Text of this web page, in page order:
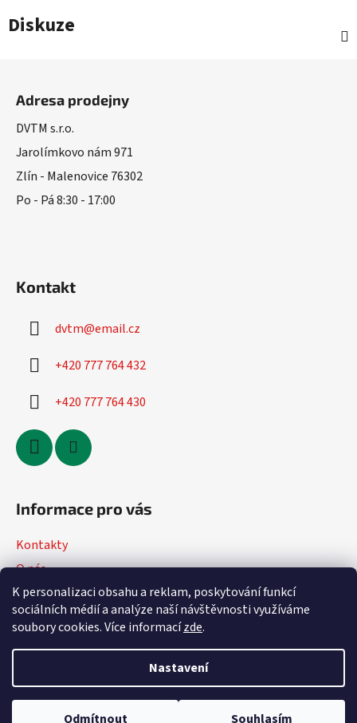
K personalizaci obsahu a reklam, poskytování funkcí
sociálních médií a analýze naší návštěvnosti využíváme
soubory cookies. Více informacízde.
Nastavení
Odmítnout Souhlasím
Diskuze
Adresa prodejny
DVTM s.r.o.
Jarolímkovo nám 971
Zlín - Malenovice 76302
Po - Pá 8:30 - 17:00
Kontakt
dvtm@email.cz
+420 777 764 432
+420 777 764 430
Informace pro vás
Kontakty
O nás
Jak nakupovat
Obchodní podmínky
Vytvořil Shoptet